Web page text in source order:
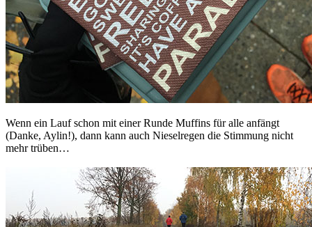
Wenn ein Lauf schon mit einer Runde Muffins für alle anfängt
(Danke, Aylin!), dann kann auch Nieselregen die Stimmung nicht
mehr trüben…